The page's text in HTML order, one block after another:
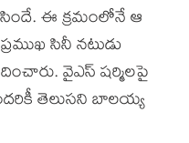
ఈ క్రమంలోనే ఆ
సినీ నటుడు
వైఎస్ ష‌ర్మిల‌పై
తెలుస‌ని బాలయ్య